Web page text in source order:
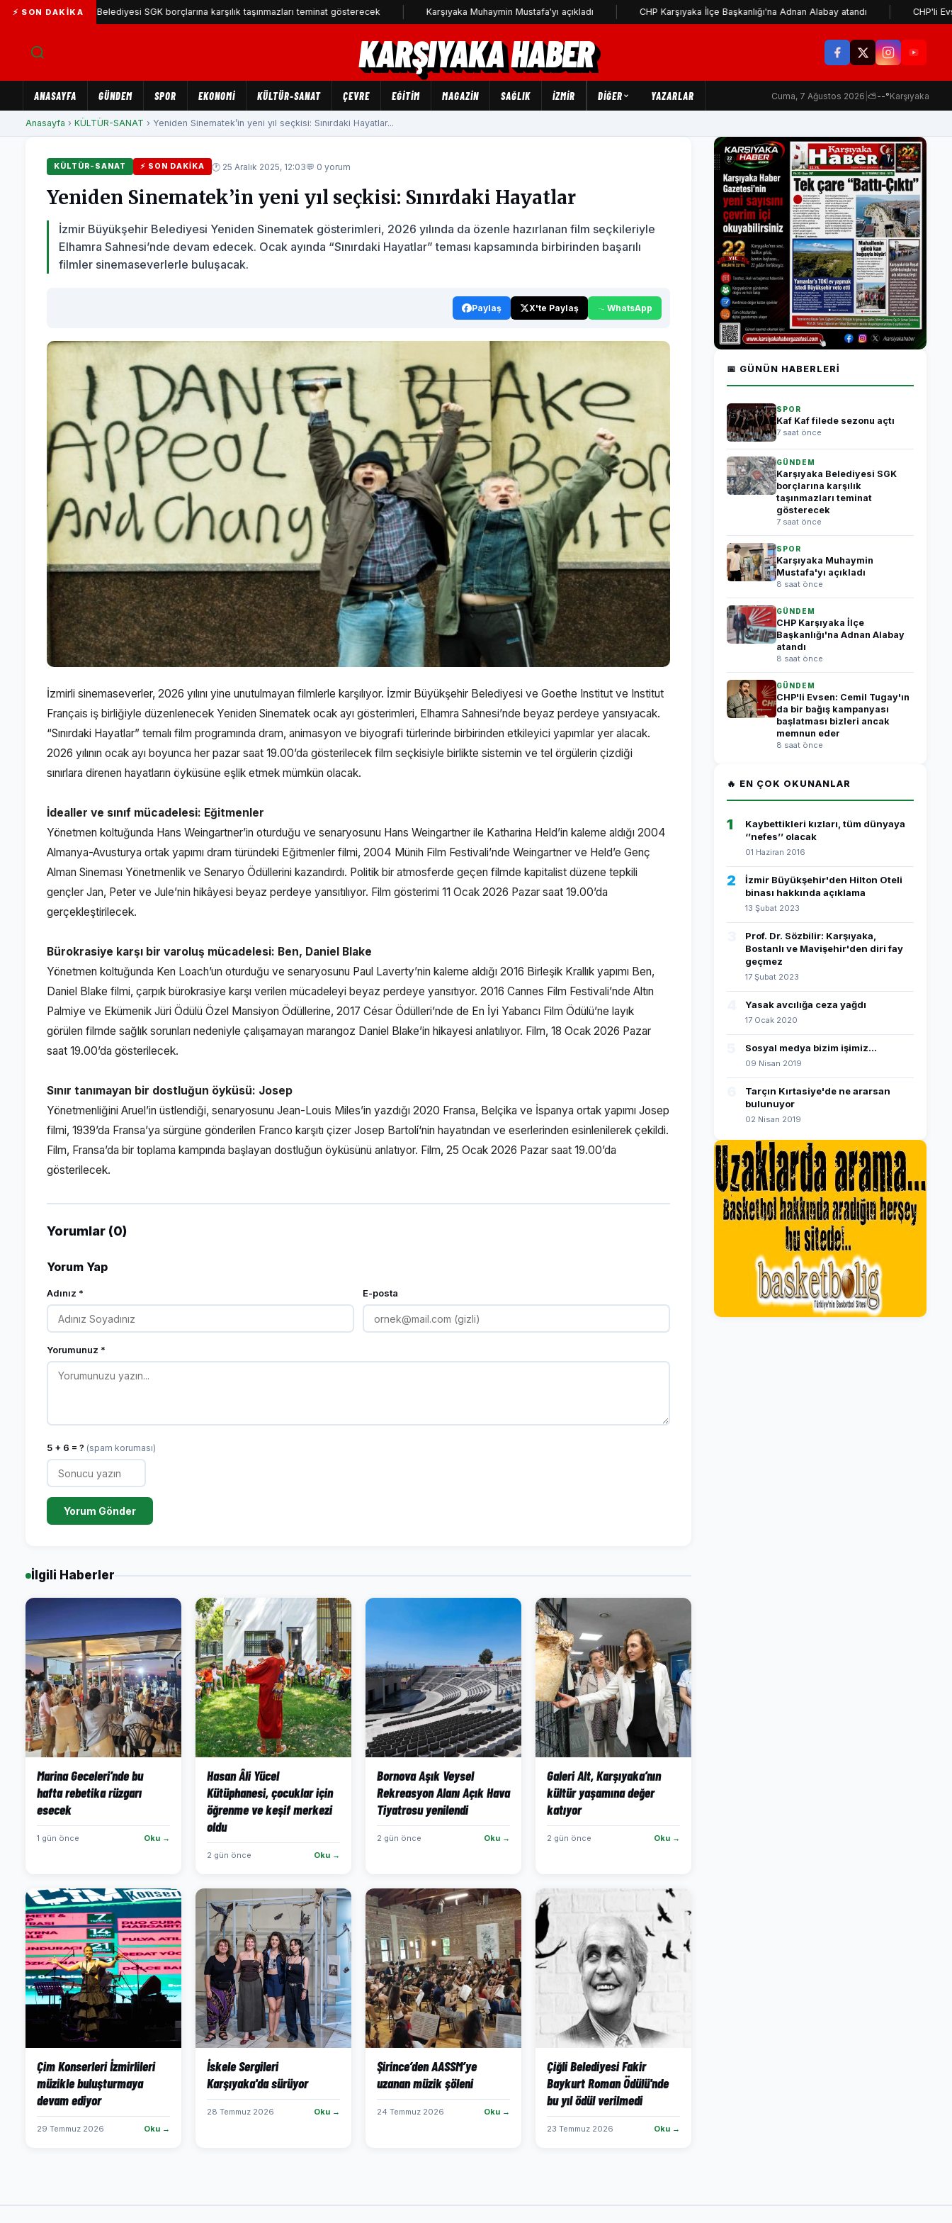
⚡ SON DAKIKA
Karşıyaka Belediyesi SGK borçlarına karşılık taşınmazları teminat gösterecek Karşıyaka Muhaymin Mustafa'yı açıkladı CHP Karşıyaka İlçe Başkanlığı'na Adnan Alabay atandı CHP'li Evsen:
KARŞIYAKA HABER
ANASAYFA GÜNDEM SPOR EKONOMİ KÜLTÜR-SANAT ÇEVRE EĞİTİM MAGAZİN SAĞLIK İZMİR DIĞER YAZARLAR Cuma, 7 Ağustos 2026 ⛅--°Karşıyaka
Anasayfa › KÜLTÜR-SANAT › Yeniden Sinematek’in yeni yıl seçkisi: Sınırdaki Hayatlar...
KÜLTÜR-SANAT ⚡ SON DAKIKA 🕐 25 Aralık 2025, 12:03💬 0 yorum
Yeniden Sinematek’in yeni yıl seçkisi: Sınırdaki Hayatlar
İzmir Büyükşehir Belediyesi Yeniden Sinematek gösterimleri, 2026 yılında da özenle hazırlanan film seçkileriyle
Elhamra Sahnesi’nde devam edecek. Ocak ayında “Sınırdaki Hayatlar” teması kapsamında birbirinden başarılı
filmler sinemaseverlerle buluşacak.
Paylaş X'te Paylaş WhatsApp
İzmirli sinemaseverler, 2026 yılını yine unutulmayan filmlerle karşılıyor. İzmir Büyükşehir Belediyesi ve Goethe Institut ve Institut
Français iş birliğiyle düzenlenecek Yeniden Sinematek ocak ayı gösterimleri, Elhamra Sahnesi’nde beyaz perdeye yansıyacak.
“Sınırdaki Hayatlar” temalı film programında dram, animasyon ve biyografi türlerinde birbirinden etkileyici yapımlar yer alacak.
2026 yılının ocak ayı boyunca her pazar saat 19.00’da gösterilecek film seçkisiyle birlikte sistemin ve tel örgülerin çizdiği
sınırlara direnen hayatların öyküsüne eşlik etmek mümkün olacak.
İdealler ve sınıf mücadelesi: Eğitmenler
Yönetmen koltuğunda Hans Weingartner’in oturduğu ve senaryosunu Hans Weingartner ile Katharina Held’in kaleme aldığı 2004
Almanya-Avusturya ortak yapımı dram türündeki Eğitmenler filmi, 2004 Münih Film Festivali’nde Weingartner ve Held’e Genç
Alman Sineması Yönetmenlik ve Senaryo Ödüllerini kazandırdı. Politik bir atmosferde geçen filmde kapitalist düzene tepkili
gençler Jan, Peter ve Jule’nin hikâyesi beyaz perdeye yansıtılıyor. Film gösterimi 11 Ocak 2026 Pazar saat 19.00’da
gerçekleştirilecek.
Bürokrasiye karşı bir varoluş mücadelesi: Ben, Daniel Blake
Yönetmen koltuğunda Ken Loach’un oturduğu ve senaryosunu Paul Laverty’nin kaleme aldığı 2016 Birleşik Krallık yapımı Ben,
Daniel Blake filmi, çarpık bürokrasiye karşı verilen mücadeleyi beyaz perdeye yansıtıyor. 2016 Cannes Film Festivali’nde Altın
Palmiye ve Ekümenik Jüri Ödülü Özel Mansiyon Ödüllerine, 2017 César Ödülleri’nde de En İyi Yabancı Film Ödülü’ne layık
görülen filmde sağlık sorunları nedeniyle çalışamayan marangoz Daniel Blake’in hikayesi anlatılıyor. Film, 18 Ocak 2026 Pazar
saat 19.00’da gösterilecek.
Sınır tanımayan bir dostluğun öyküsü: Josep
Yönetmenliğini Aruel’in üstlendiği, senaryosunu Jean-Louis Miles’in yazdığı 2020 Fransa, Belçika ve İspanya ortak yapımı Josep
filmi, 1939’da Fransa’ya sürgüne gönderilen Franco karşıtı çizer Josep Bartolí‘nin hayatından ve eserlerinden esinlenilerek çekildi.
Film, Fransa’da bir toplama kampında başlayan dostluğun öyküsünü anlatıyor. Film, 25 Ocak 2026 Pazar saat 19.00’da
gösterilecek.
Yorumlar (0)
Yorum Yap
Adınız * E-posta
Yorumunuz *
5 + 6 = ? (spam koruması)
Yorum Gönder
İlgili Haberler
Marina Geceleri’nde bu
hafta rebetika rüzgarı
esecek
1 gün önce Oku →
Hasan Âli Yücel
Kütüphanesi, çocuklar için
öğrenme ve keşif merkezi
oldu
2 gün önce Oku →
Bornova Aşık Veysel
Rekreasyon Alanı Açık Hava
Tiyatrosu yenilendi
2 gün önce Oku →
Galeri Alt, Karşıyaka’nın
kültür yaşamına değer
katıyor
2 gün önce Oku →
Çim Konserleri İzmirlileri
müzikle buluşturmaya
devam ediyor
29 Temmuz 2026 Oku →
İskele Sergileri
Karşıyaka'da sürüyor
28 Temmuz 2026 Oku →
Şirince’den AASSM’ye
uzanan müzik şöleni
24 Temmuz 2026 Oku →
Çiğli Belediyesi Fakir
Baykurt Roman Ödülü'nde
bu yıl ödül verilmedi
23 Temmuz 2026 Oku →
📅 GÜNÜN HABERLERI
SPOR
Kaf Kaf filede sezonu açtı
7 saat önce
GÜNDEM
Karşıyaka Belediyesi SGK
borçlarına karşılık
taşınmazları teminat
gösterecek
7 saat önce
SPOR
Karşıyaka Muhaymin
Mustafa'yı açıkladı
8 saat önce
GÜNDEM
CHP Karşıyaka İlçe
Başkanlığı'na Adnan Alabay
atandı
8 saat önce
GÜNDEM
CHP'li Evsen: Cemil Tugay'ın
da bir bağış kampanyası
başlatması bizleri ancak
memnun eder
8 saat önce
🔥 EN ÇOK OKUNANLAR
1
Kaybettikleri kızları, tüm dünyaya
‘’nefes’’ olacak
01 Haziran 2016
2
İzmir Büyükşehir'den Hilton Oteli
binası hakkında açıklama
13 Şubat 2023
Prof. Dr. Sözbilir: Karşıyaka,
Bostanlı ve Mavişehir'den diri fay
geçmez
17 Şubat 2023
Yasak avcılığa ceza yağdı
17 Ocak 2020
Sosyal medya bizim işimiz...
09 Nisan 2019
Tarçın Kırtasiye'de ne ararsan
bulunuyor
02 Nisan 2019